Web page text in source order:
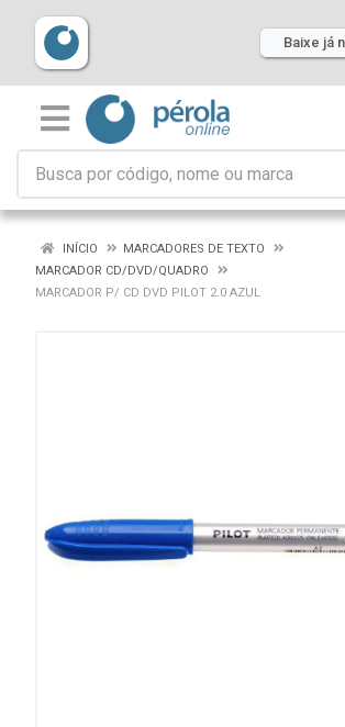
Baixe já
INÍCIO
MARCADORES DE TEXTO
MARCADOR CD/DVD/QUADRO
MARCADOR P/ CD DVD PILOT 2.0 AZUL